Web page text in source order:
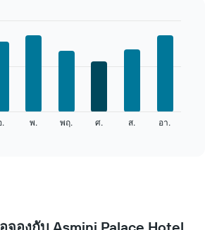
. พ. พฤ. ศ. ส. อา.